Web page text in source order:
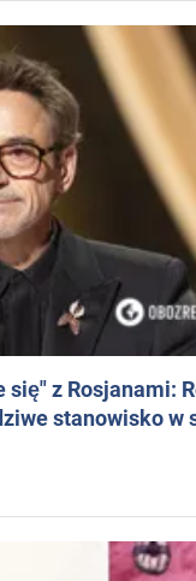
z Rosjanami:
stanowisko w